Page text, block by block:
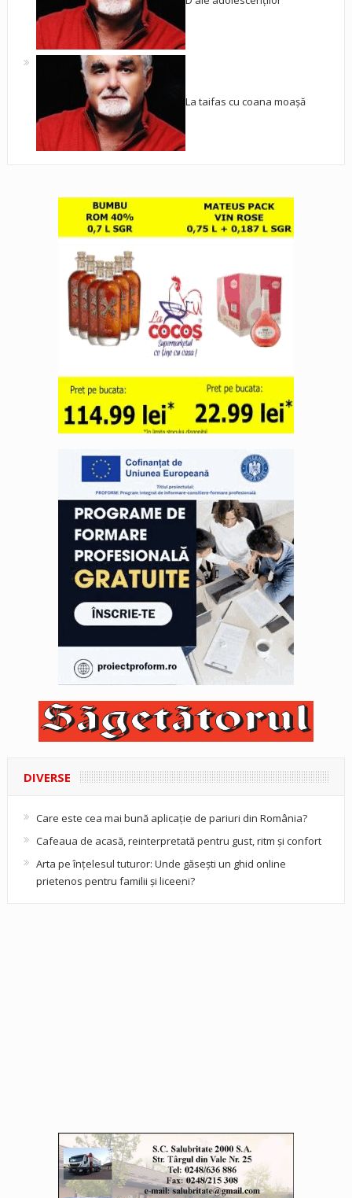
La taifas cu coana moașă
DIVERSE
Care este cea mai bună aplicație de pariuri din România?
Cafeaua de acasă, reinterpretată pentru gust, ritm și confort
Arta pe înțelesul tuturor: Unde găsești un ghid online
prietenos pentru familii și liceeni?